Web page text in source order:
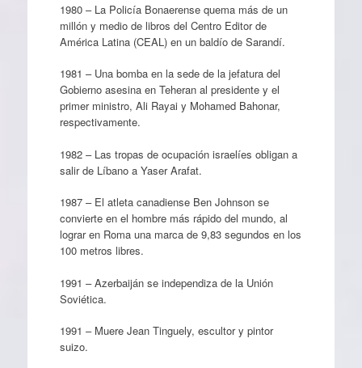
1980 – La Policía Bonaerense quema más de un
millón y medio de libros del Centro Editor de
América Latina (CEAL) en un baldío de Sarandí.
1981 – Una bomba en la sede de la jefatura del
Gobierno asesina en Teheran al presidente y el
primer ministro, Ali Rayai y Mohamed Bahonar,
respectivamente.
1982 – Las tropas de ocupación israelíes obligan a
salir de Líbano a Yaser Arafat.
1987 – El atleta canadiense Ben Johnson se
convierte en el hombre más rápido del mundo, al
lograr en Roma una marca de 9,83 segundos en los
100 metros libres.
1991 – Azerbaiján se independiza de la Unión
Soviética.
1991 – Muere Jean Tinguely, escultor y pintor
suizo.